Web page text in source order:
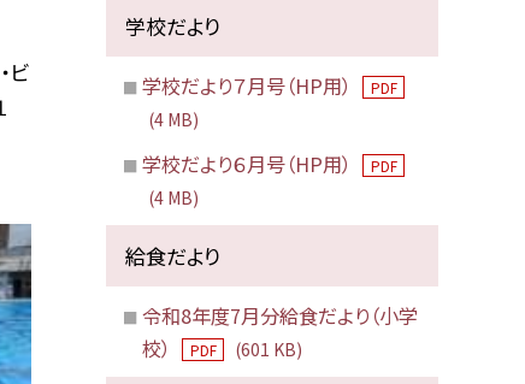
ビ
学校だより
学校だより７月号（HP用） PDF
(4 MB)
学校だより６月号（HP用） PDF
(4 MB)
給食だより
令和8年度7月分給食だより（小学
校）
PDF (601 KB)